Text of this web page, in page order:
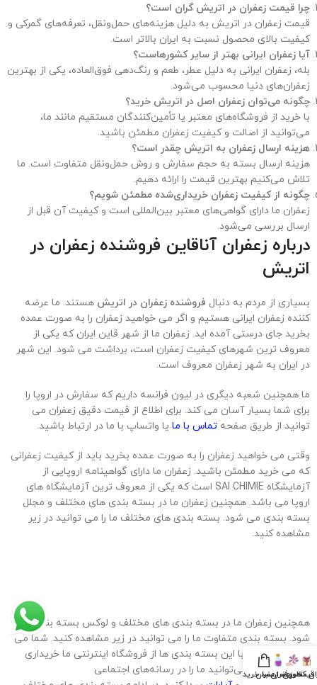
چرا قیمت زعفران در اتریش گران است؟
قیمت زعفران در اتریش به دلیل هزینه‌های حمل‌ونقل، تعرفه‌های گمرکی و
کیفیت بالای محصول نسبت به ایران بالاتر است.
آیا زعفران ایرانی بهتر از سایر کشورهاست؟
بله، زعفران ایرانی به دلیل عطر، طعم و رنگ‌دهی فوق‌العاده، یکی از بهترین
زعفران‌های دنیا محسوب می‌شود.
چگونه می‌توان زعفران اصل در اتریش خرید؟
با خرید از فروشگاه‌های معتبر یا تأمین‌کنندگان مستقیم مانند ما،
می‌توانید از اصالت و کیفیت زعفران مطمئن باشید.
هزینه ارسال زعفران به اتریش چقدر است؟
هزینه ارسال بسته به حجم سفارش و روش حمل‌ونقل متفاوت است. ما
تلاش می‌کنیم بهترین قیمت را ارائه دهیم.
چگونه از کیفیت زعفران خریداری‌شده مطمئن شویم؟
زعفران ما دارای گواهی‌های معتبر بین‌المللی است و کیفیت آن قبل از
ارسال بررسی می‌شود.
درباره زعفران آناقاین فروشنده زعفران در
اتریش
بسیاری از مردم به دنبال فروشنده زعفران در اتریش هستند. ما عرضه
کننده زعفران ایرانی هستیم و اگر می خواهید زعفران را به صورت عمده
بخرید جای درستی آمده اید. زعفران ما از شهر قاین ایران که یکی از
معروف ترین شهرهای کیفیت زعفران است، برداشت می شود. این شهر
در ایران به شهر زعفران معروف است.
ما همچنین شعبه دیگری در لیون فرانسه داریم که سفارش در اروپا را
برای شما بسیار آسان می کند. برای اطلاع از قیمت دقیق زعفران می
توانید از طریق صفحه تماس با ما یا واتساپ با ما در ارتباط باشید.
وقتی می خواهید زعفران را به صورت عمده بخرید باید از کیفیت زعفرانی
که می خرید مطمئن باشید. زعفران ما دارای گواهینامه اروپایی از
آزمایشگاه SAI CHIMIE است که یکی از معروف ترین آزمایشگاه های
اروپا می باشد. همچنین زعفران ما در بسته بندی های مختلف و مجلل
بسته بندی می شود. بسته بندی های مختلف ما را می توانید در زیر
مشاهده کنید.
همچنین زعفران ما در بسته بندی های مختلف و لوکس بسته بندی می
شود. بسته بندی متفاوت ما را می توانید در زیر مشاهده کنید. شما می
توانید زعفران را با این بسته بندی ها از فروشگاه اینترنتی ما خریداری
کنید. همچنین می‌توانید ما را در رسانه‌های اجتماعی
کادویی
قیمت زعفران
ظروف زعفران
سبد خرید